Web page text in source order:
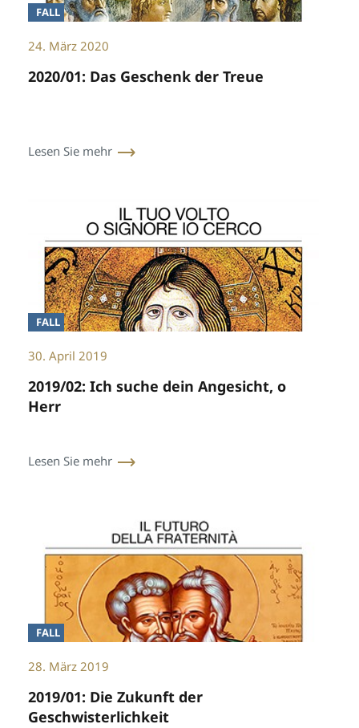
FALL
24. März 2020
2020/01: Das Geschenk der Treue
Lesen Sie mehr
FALL
30. April 2019
2019/02: Ich suche dein Angesicht, o
Herr
Lesen Sie mehr
FALL
28. März 2019
2019/01: Die Zukunft der
Geschwisterlichkeit